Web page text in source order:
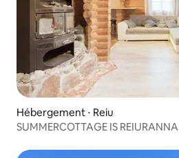
Hébergement ⋅ Reiu
SUMMERCOTTAGE IS REIURANNA